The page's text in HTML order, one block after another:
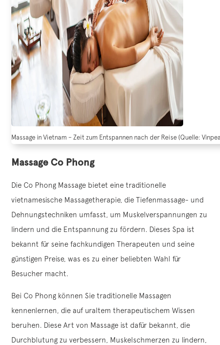
Massage in Vietnam – Zeit zum Entspannen nach der Reise (Quelle:
Massage Co Phong
Die Co Phong Massage bietet eine traditionelle
vietnamesische Massagetherapie, die Tiefenmassage- und
Dehnungstechniken umfasst, um Muskelverspannungen zu
lindern und die Entspannung zu fördern. Dieses Spa ist
bekannt für seine fachkundigen Therapeuten und seine
günstigen Preise, was es zu einer beliebten Wahl für
Besucher macht.
Bei Co Phong können Sie traditionelle Massagen
kennenlernen, die auf uraltem therapeutischem Wissen
beruhen. Diese Art von Massage ist dafür bekannt, die
Durchblutung zu verbessern, Muskelschmerzen zu lindern,